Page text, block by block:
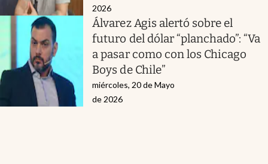
2026
Álvarez Agis alertó sobre el
futuro del dólar “planchado”: “Va
a pasar como con los Chicago
Boys de Chile”
miércoles, 20 de Mayo
de 2026